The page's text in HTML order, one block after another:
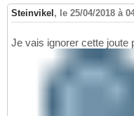
Steinvikel , le 25/04/2018 à
Je vais ignorer cette joute